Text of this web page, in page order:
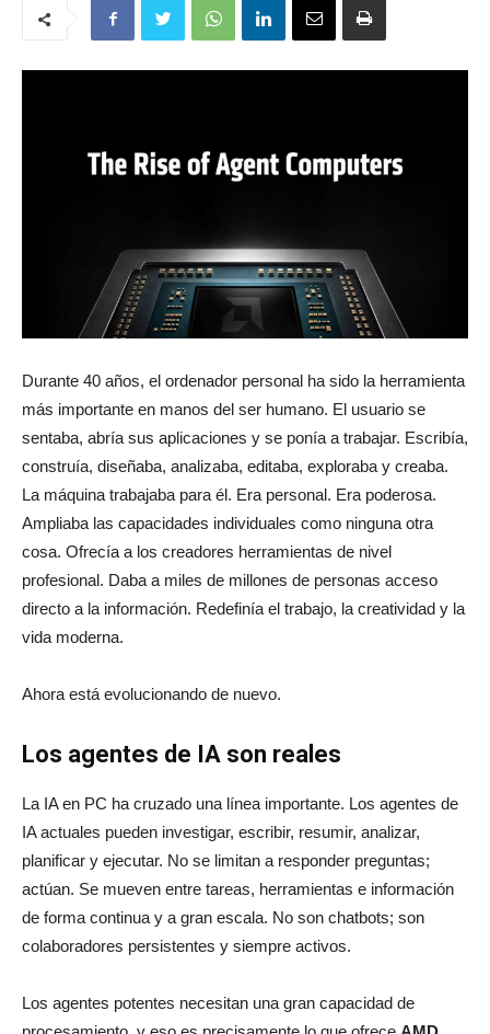
Durante 40 años, el ordenador personal ha sido la herramienta
más importante en manos del ser humano. El usuario se
sentaba, abría sus aplicaciones y se ponía a trabajar. Escribía,
construía, diseñaba, analizaba, editaba, exploraba y creaba.
La máquina trabajaba para él. Era personal. Era poderosa.
Ampliaba las capacidades individuales como ninguna otra
cosa. Ofrecía a los creadores herramientas de nivel
profesional. Daba a miles de millones de personas acceso
directo a la información. Redefinía el trabajo, la creatividad y la
vida moderna.
Ahora está evolucionando de nuevo.
Los agentes de IA son reales
La IA en PC ha cruzado una línea importante. Los agentes de
IA actuales pueden investigar, escribir, resumir, analizar,
planificar y ejecutar. No se limitan a responder preguntas;
actúan. Se mueven entre tareas, herramientas e información
de forma continua y a gran escala. No son chatbots; son
colaboradores persistentes y siempre activos.
Los agentes potentes necesitan una gran capacidad de